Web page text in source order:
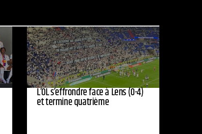
L’OL s’effrondre face à Lens (0-4)
et termine quatrième